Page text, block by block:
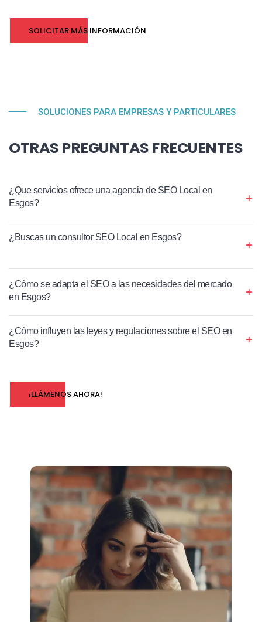
SOLICITAR MÁS INFORMACIÓN
SOLUCIONES PARA EMPRESAS Y PARTICULARES
OTRAS PREGUNTAS FRECUENTES
¿Que servicios ofrece una agencia de SEO Local en
Esgos?
¿Buscas un consultor SEO Local en Esgos?
¿Cómo se adapta el SEO a las necesidades del mercado
en Esgos?
¿Cómo influyen las leyes y regulaciones sobre el SEO en
Esgos?
¡LLÁMENOS AHORA!